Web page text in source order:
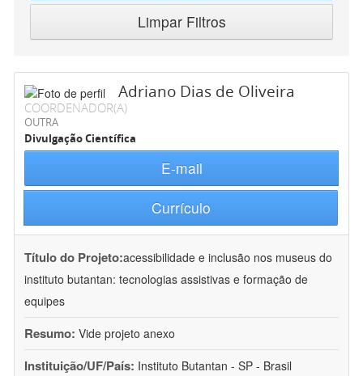
Limpar Filtros
Adriano Dias de Oliveira
COORDENADOR(A)
OUTRA
Divulgação Científica
E-mail
Currículo
Título do Projeto:acessibilidade e inclusão nos museus do
instituto butantan: tecnologias assistivas e formação de
equipes
Resumo: Vide projeto anexo
Instituição/UF/País: Instituto Butantan - SP - Brasil